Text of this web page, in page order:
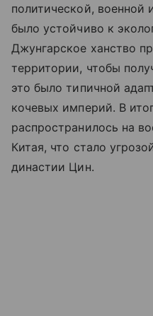
политической,
было устойчиво к
Джунгарское ханство
территории, чтобы
это было типичной
кочевых империй. В
распространилось на
Китая, что стало
династии Цин.